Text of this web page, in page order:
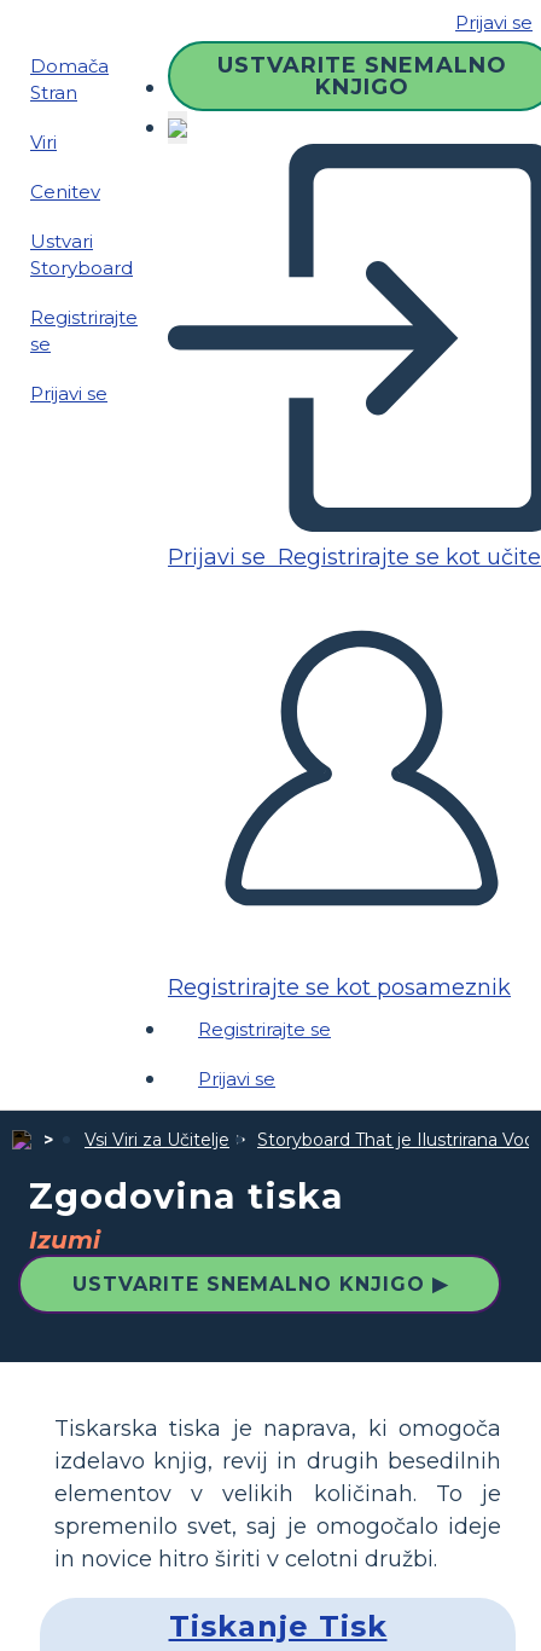
Prijavi se
Domača
Stran
Viri
Cenitev
Ustvari
Storyboard
Registrirajte
se
Prijavi se
USTVARITE SNEMALNO
KNJIGO
Prijavi se Registrirajte se kot
Registrirajte se kot posameznik
Registrirajte se
Prijavi se
Vsi Viri za Učitelje Storyboard That je Ilustrirana
Zgodovina tiska
Izumi
USTVARITE SNEMALNO KNJIGO ▶
Tiskarska tiska je naprava, ki omogoča
izdelavo knjig, revij in drugih besedilnih
elementov v velikih količinah. To je
spremenilo svet, saj je omogočalo ideje
in novice hitro širiti v celotni družbi.
Tiskanje Tisk